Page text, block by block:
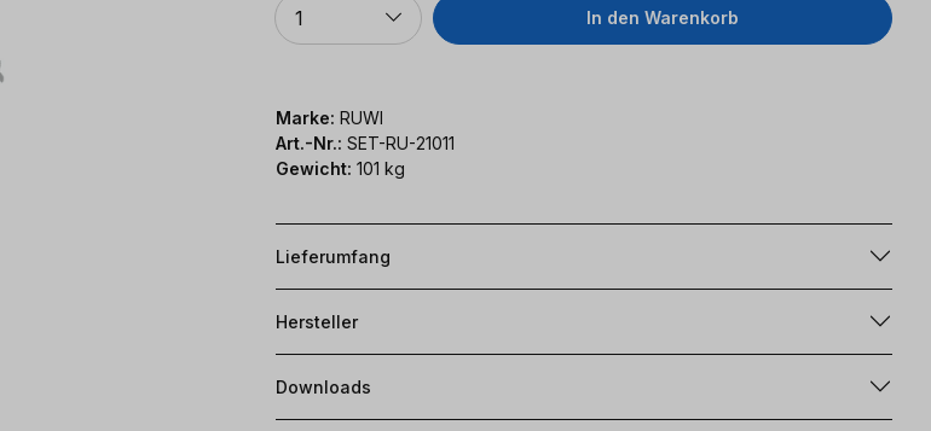
1 In den Warenkorb
Marke: RUWI
Art.-Nr.: SET-RU-21011
Gewicht: 101 kg
Lieferumfang
Hersteller
Downloads